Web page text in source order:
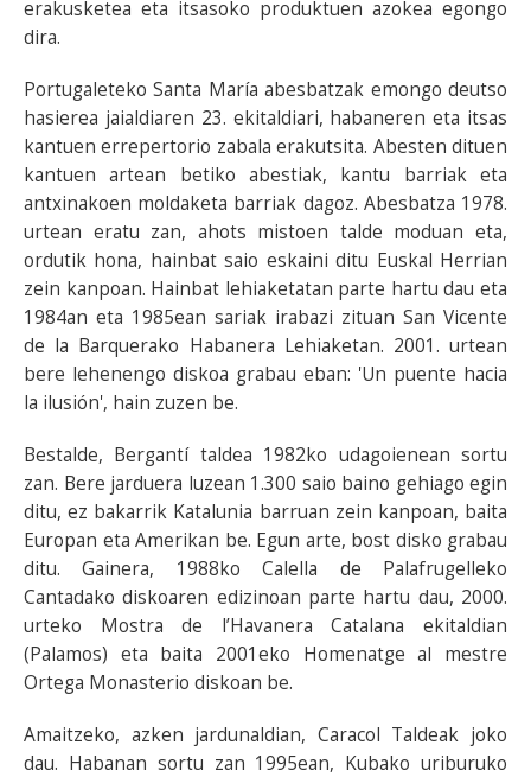
erakusketea eta itsasoko produktuen azokea egongo
dira.
Portugaleteko Santa María abesbatzak emongo deutso
hasierea jaialdiaren 23. ekitaldiari, habaneren eta itsas
kantuen errepertorio zabala erakutsita. Abesten dituen
kantuen artean betiko abestiak, kantu barriak eta
antxinakoen moldaketa barriak dagoz. Abesbatza 1978.
urtean eratu zan, ahots mistoen talde moduan eta,
ordutik hona, hainbat saio eskaini ditu Euskal Herrian
zein kanpoan. Hainbat lehiaketatan parte hartu dau eta
1984an eta 1985ean sariak irabazi zituan San Vicente
de la Barquerako Habanera Lehiaketan. 2001. urtean
bere lehenengo diskoa grabau eban: 'Un puente hacia
la ilusión', hain zuzen be.
Bestalde, Bergantí taldea 1982ko udagoienean sortu
zan. Bere jarduera luzean 1.300 saio baino gehiago egin
ditu, ez bakarrik Katalunia barruan zein kanpoan, baita
Europan eta Amerikan be. Egun arte, bost disko grabau
ditu. Gainera, 1988ko Calella de Palafrugelleko
Cantadako diskoaren edizinoan parte hartu dau, 2000.
urteko Mostra de l’Havanera Catalana ekitaldian
(Palamos) eta baita 2001eko Homenatge al mestre
Ortega Monasterio diskoan be.
Amaitzeko, azken jardunaldian, Caracol Taldeak joko
dau. Habanan sortu zan 1995ean, Kubako uriburuko